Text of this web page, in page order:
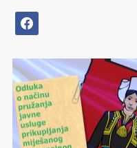
facebook